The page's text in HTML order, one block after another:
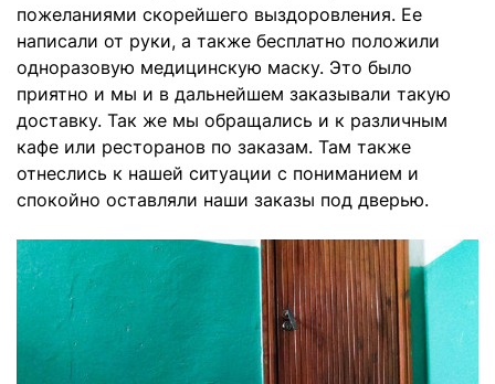
пожеланиями скорейшего выздоровления. Ее
написали от руки, а также бесплатно положили
одноразовую медицинскую маску. Это было
приятно и мы и в дальнейшем заказывали такую
доставку. Так же мы обращались и к различным
кафе или ресторанов по заказам. Там также
отнеслись к нашей ситуации с пониманием и
спокойно оставляли наши заказы под дверью.